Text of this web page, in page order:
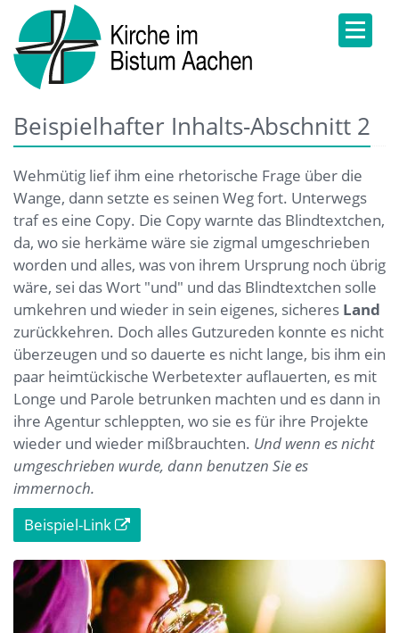
Beispielhafter Inhalts-Abschnitt 2
Wehmütig lief ihm eine rhetorische Frage über die
Wange, dann setzte es seinen Weg fort. Unterwegs
traf es eine Copy. Die Copy warnte das Blindtextchen,
da, wo sie herkäme wäre sie zigmal umgeschrieben
worden und alles, was von ihrem Ursprung noch übrig
wäre, sei das Wort "und" und das Blindtextchen solle
umkehren und wieder in sein eigenes, sicheres Land
zurückkehren. Doch alles Gutzureden konnte es nicht
überzeugen und so dauerte es nicht lange, bis ihm ein
paar heimtückische Werbetexter auflauerten, es mit
Longe und Parole betrunken machten und es dann in
ihre Agentur schleppten, wo sie es für ihre Projekte
wieder und wieder mißbrauchten. Und wenn es nicht
umgeschrieben wurde, dann benutzen Sie es
immernoch.
Beispiel-Link